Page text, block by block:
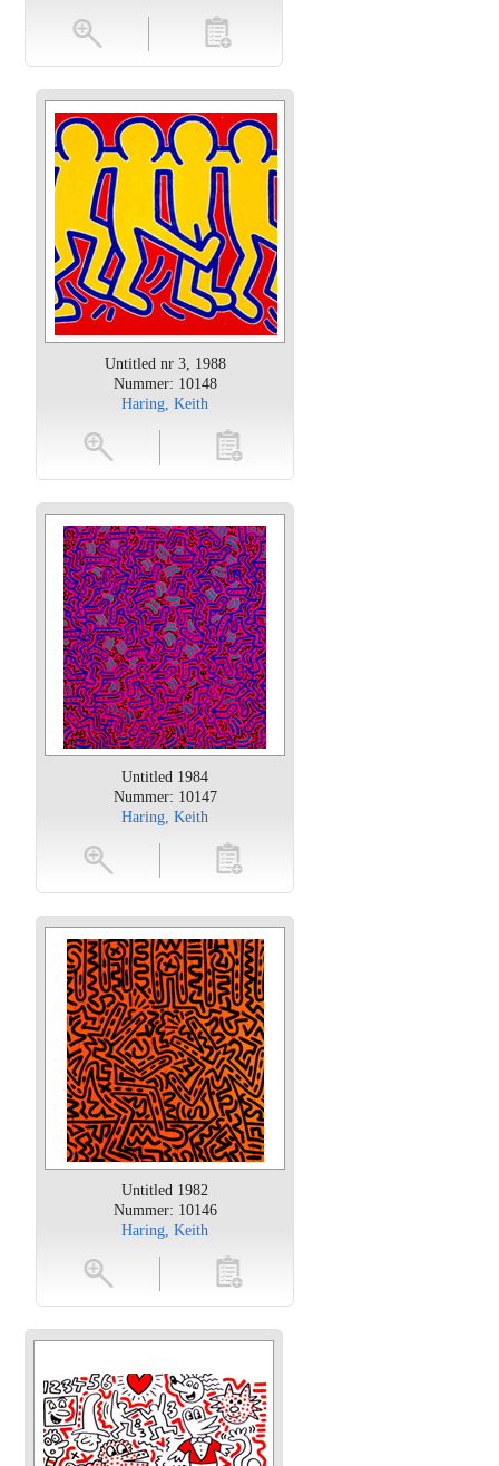
toevoegen
Untitled nr 3, 1988
Nummer: 10148
Haring, Keith
toevoegen
Untitled 1984
Nummer: 10147
Haring, Keith
toevoegen
Untitled 1982
Nummer: 10146
Haring, Keith
toevoegen